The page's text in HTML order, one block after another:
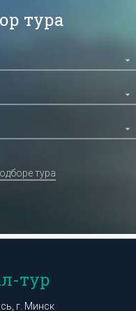
тура
тура
тур
г. Минск